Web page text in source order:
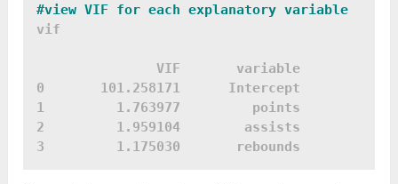
#view VIF for each explanatory variable
vif
0	101.258171	Intercept
1	  1.763977	   points
2	  1.959104	  assists
3	  1.175030	 rebounds